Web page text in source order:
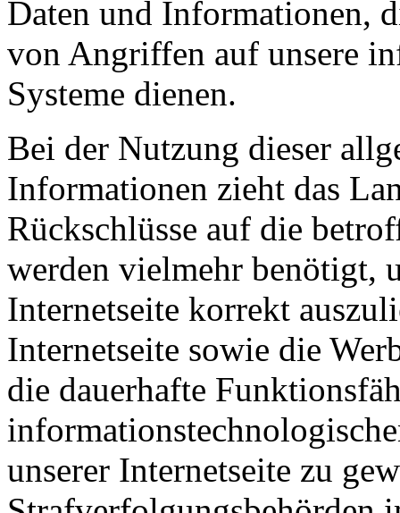
Daten und Informationen,
von Angriffen auf unsere
Systeme dienen.
Bei der Nutzung dieser
Informationen zieht das
Rückschlüsse auf die
werden vielmehr benötigt,
Internetseite korrekt
Internetseite sowie die
die dauerhafte
unserer Internetseite zu